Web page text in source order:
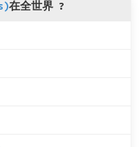
在全世界 ?